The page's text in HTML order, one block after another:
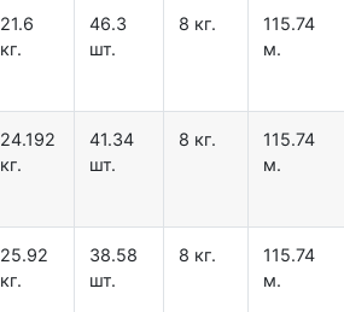
21.6
кг.
46.3
шт.
8 кг.
115.74
м.
24.192
кг.
41.34
шт.
8 кг.
115.74
м.
25.92
кг.
38.58
шт.
8 кг.
115.74
м.